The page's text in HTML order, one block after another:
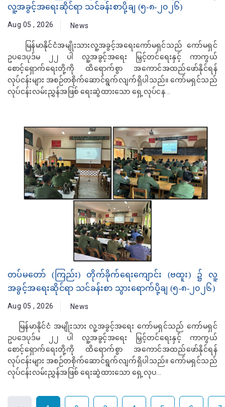
လူ့အခွင့်အရေးဆိုင်ရာ သင်ခန်းစာပို့ချ (၅-၈-၂၀၂၆)
Aug 05 , 2026 News
မြန်မာနိုင်ငံအမျိုးသားလူ့အခွင့်အရေးကော်မရှင်သည် ကော်မရှင်
ဥပဒေပုဒ်မ ၂၂ ပါ လူ့အခွင့်အရေး မြှင့်တင်ရေးနှင့် ကာကွယ်
စောင့်ရှောက်ရေးတို့ကို ထိရောက်စွာ အကောင်အထည်ဖော်နိုင်ရန်
လုပ်ငန်းများ အစဉ်တစိုက်ဆောင်ရွက်လျက်ရှိပါသည်။ ကော်မရှင်သည်
လုပ်ငန်းလမ်းညွှန်အဖြစ် ရေးဆွဲထားသော ရှေ့လုပ်ငန...
တပ်မတော် (ကြည်း) တိုက်ခိုက်ရေးကျောင်း (ဗထူး) ၌ လူ့
အခွင့်အရေးဆိုင်ရာ သင်ခန်းစာ သွားရောက်ပို့ချ (၅-၈-၂၀၂၆)
Aug 05 , 2026 News
မြန်မာနိုင်ငံ အမျိုးသား လူ့အခွင့်အရေး ကော်မရှင်သည် ကော်မရှင်
ဥပဒေပုဒ်မ ၂၂ ပါ လူ့အခွင့်အရေး မြှင့်တင်ရေးနှင့် ကာကွယ်
စောင့်ရှောက်ရေးတို့ကို ထိရောက်စွာ အကောင်အထည်ဖော်နိုင်ရန်
လုပ်ငန်းများ အစဉ်တစိုက်ဆောင်ရွက်လျက်ရှိပါသည်။ ကော်မရှင်သည်
လုပ်ငန်းလမ်းညွှန်အဖြစ် ရေးဆွဲထားသော ရှေ့လုပ...